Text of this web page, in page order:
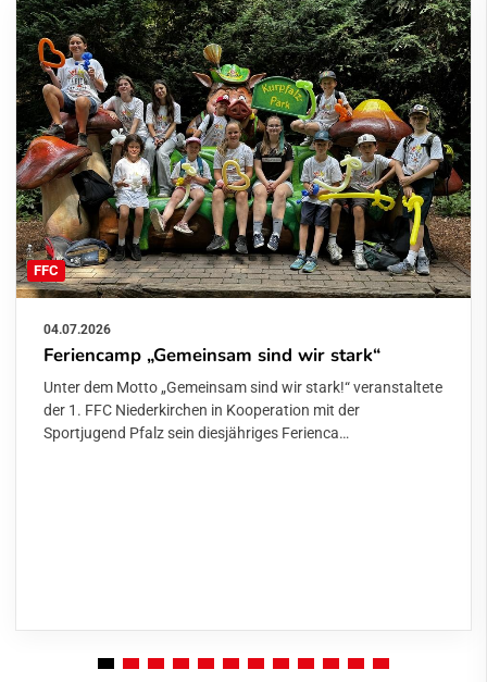
FFC
04.07.2026
Feriencamp „Gemeinsam sind wir stark“
Unter dem Motto „Gemeinsam sind wir stark!“ veranstaltete
der 1. FFC Niederkirchen in Kooperation mit der
Sportjugend Pfalz sein diesjähriges Ferienca…